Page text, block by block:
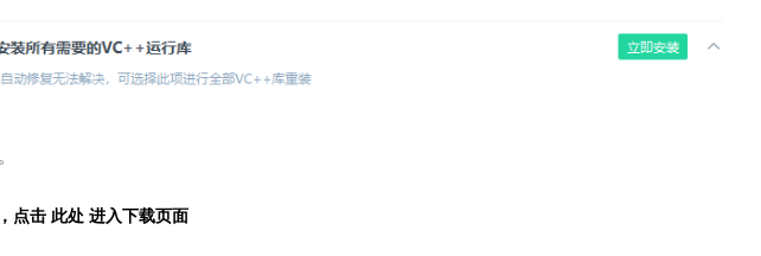
点击 此处 进入下载页面